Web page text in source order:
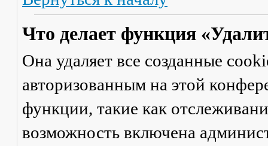
Что делает функция
Она удаляет все созданные
авторизованным на этой
функции, такие как
возможность включена